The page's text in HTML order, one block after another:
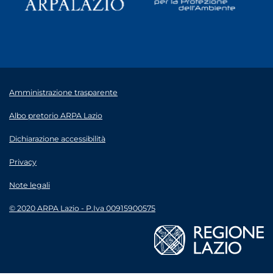
Amministrazione trasparente
Albo pretorio ARPA Lazio
Dichiarazione accessibilità
Privacy
Note legali
© 2020 ARPA Lazio - P.Iva 00915900575